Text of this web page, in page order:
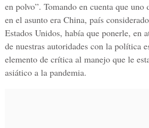
en polvo”. Tomando en cuenta que uno
en el asunto era China, país
Estados Unidos, había que ponerle, en
de nuestras autoridades con la política
elemento de crítica al manejo que le
asiático a la pandemia.